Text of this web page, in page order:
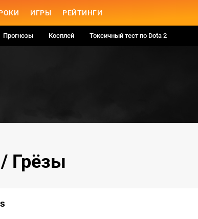
ИГРЫ РЕЙТИНГИ
Прогнозы Косплей Токсичный тест по Dota 2
Грёзы